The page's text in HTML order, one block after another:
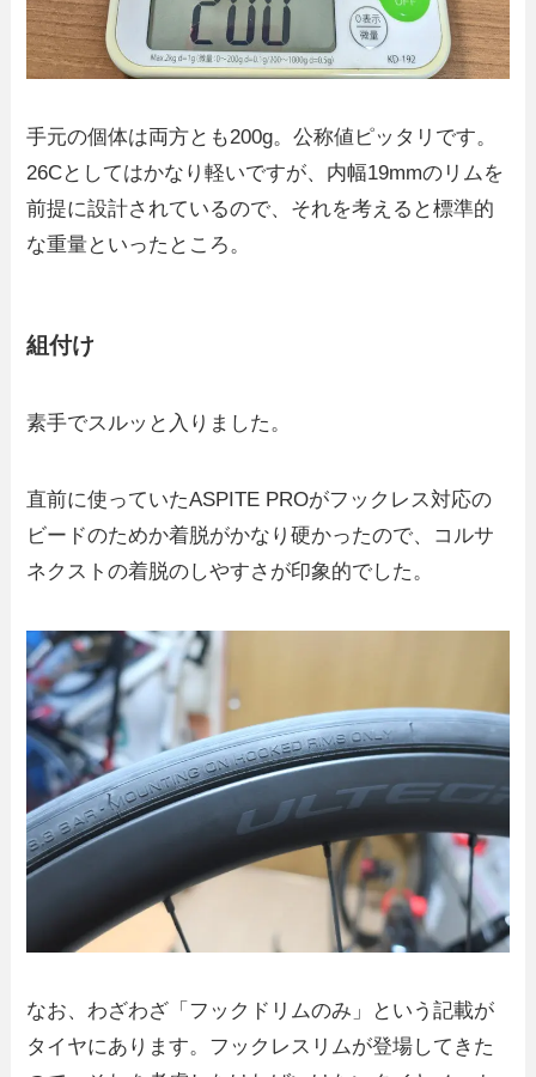
手元の個体は両方とも200g。公称値ピッタリです。
26Cとしてはかなり軽いですが、内幅19mmのリムを
前提に設計されているので、それを考えると標準的
な重量といったところ。
組付け
素手でスルッと入りました。
直前に使っていたASPITE PROがフックレス対応の
ビードのためか着脱がかなり硬かったので、コルサ
ネクストの着脱のしやすさが印象的でした。
なお、わざわざ「フックドリムのみ」という記載が
タイヤにあります。フックレスリムが登場してきた